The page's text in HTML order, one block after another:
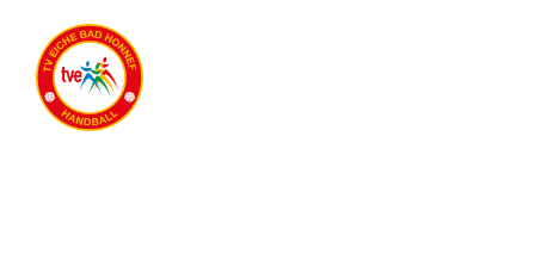
Inhalt
springen